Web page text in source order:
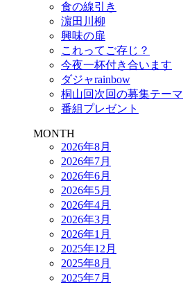
食の線引き
濵田川柳
興味の扉
これってご存じ？
今夜一杯付き合います
ダジャrainbow
桐山回次回の募集テーマ
番組プレゼント
MONTH
2026年8月
2026年7月
2026年6月
2026年5月
2026年4月
2026年3月
2026年1月
2025年12月
2025年8月
2025年7月